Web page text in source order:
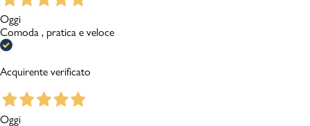
Oggi
Comoda , pratica e veloce
Acquirente verificato
Oggi